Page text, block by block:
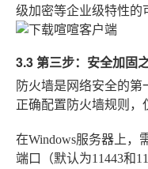
级加密等企业级特性的
3.3 第三步：安全加固
防火墙是网络安全的
正确配置防火墙规则，
在Windows服务器上，
端口（默认为11443和